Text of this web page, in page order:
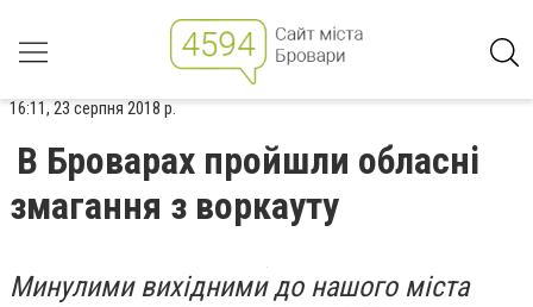
16:11, 23 серпня 2018 р.
В Броварах пройшли обласні
змагання з воркауту
Минулими вихідними до нашого міста